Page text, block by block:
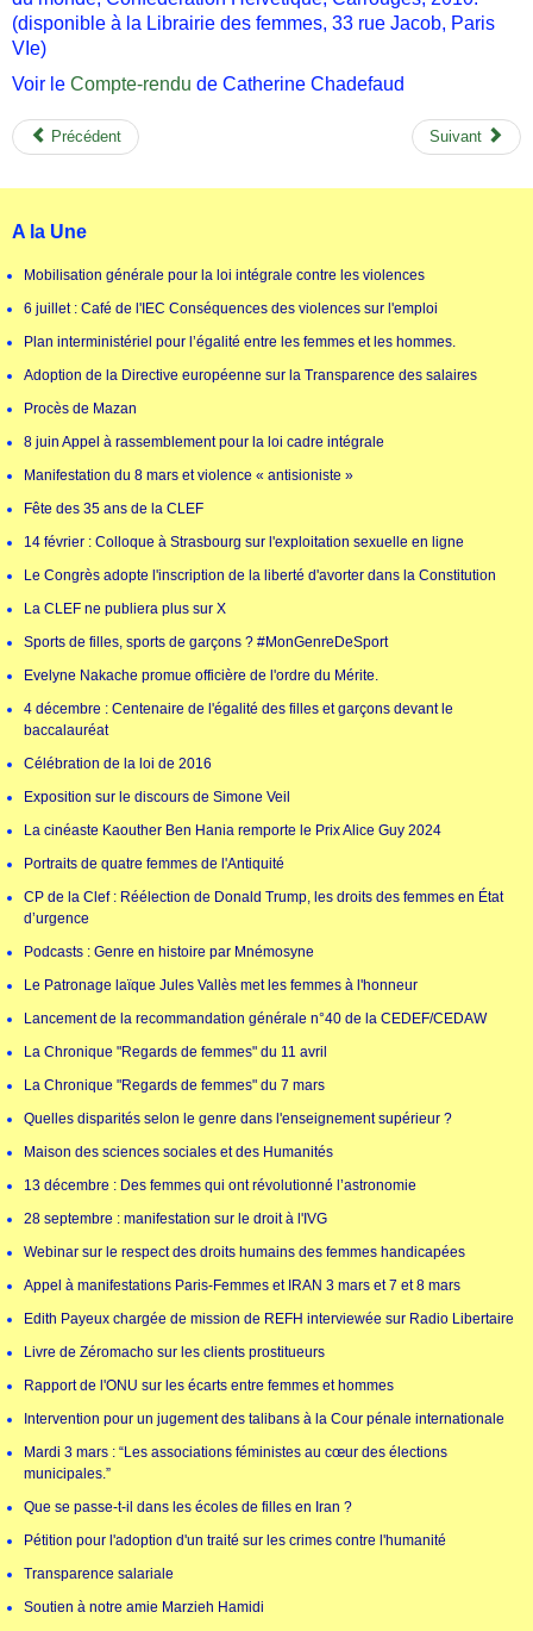
(disponible à la Librairie des femmes, 33 rue Jacob, Paris
VIe)
Voir le Compte-rendu de Catherine Chadefaud
Précédent Suivant
A la Une
Mobilisation générale pour la loi intégrale contre les violences
6 juillet : Café de l'IEC Conséquences des violences sur l'emploi
Plan interministériel pour l’égalité entre les femmes et les hommes.
Adoption de la Directive européenne sur la Transparence des salaires
Procès de Mazan
8 juin Appel à rassemblement pour la loi cadre intégrale
Manifestation du 8 mars et violence « antisioniste »
Fête des 35 ans de la CLEF
14 février : Colloque à Strasbourg sur l'exploitation sexuelle en ligne
Le Congrès adopte l'inscription de la liberté d'avorter dans la Constitution
La CLEF ne publiera plus sur X
Sports de filles, sports de garçons ? #MonGenreDeSport
Evelyne Nakache promue officière de l'ordre du Mérite.
4 décembre : Centenaire de l'égalité des filles et garçons devant le
baccalauréat
Célébration de la loi de 2016
Exposition sur le discours de Simone Veil
La cinéaste Kaouther Ben Hania remporte le Prix Alice Guy 2024
Portraits de quatre femmes de l'Antiquité
CP de la Clef : Réélection de Donald Trump, les droits des femmes en État
d’urgence
Podcasts : Genre en histoire par Mnémosyne
Le Patronage laïque Jules Vallès met les femmes à l'honneur
Lancement de la recommandation générale n°40 de la CEDEF/CEDAW
La Chronique "Regards de femmes" du 11 avril
La Chronique "Regards de femmes" du 7 mars
Quelles disparités selon le genre dans l'enseignement supérieur ?
Maison des sciences sociales et des Humanités
13 décembre : Des femmes qui ont révolutionné l’astronomie
28 septembre : manifestation sur le droit à l'IVG
Webinar sur le respect des droits humains des femmes handicapées
Appel à manifestations Paris-Femmes et IRAN 3 mars et 7 et 8 mars
Edith Payeux chargée de mission de REFH interviewée sur Radio Libertaire
Livre de Zéromacho sur les clients prostitueurs
Rapport de l'ONU sur les écarts entre femmes et hommes
Intervention pour un jugement des talibans à la Cour pénale internationale
Mardi 3 mars : “Les associations féministes au cœur des élections
municipales.”
Que se passe-t-il dans les écoles de filles en Iran ?
Pétition pour l'adoption d'un traité sur les crimes contre l'humanité
Transparence salariale
Soutien à notre amie Marzieh Hamidi